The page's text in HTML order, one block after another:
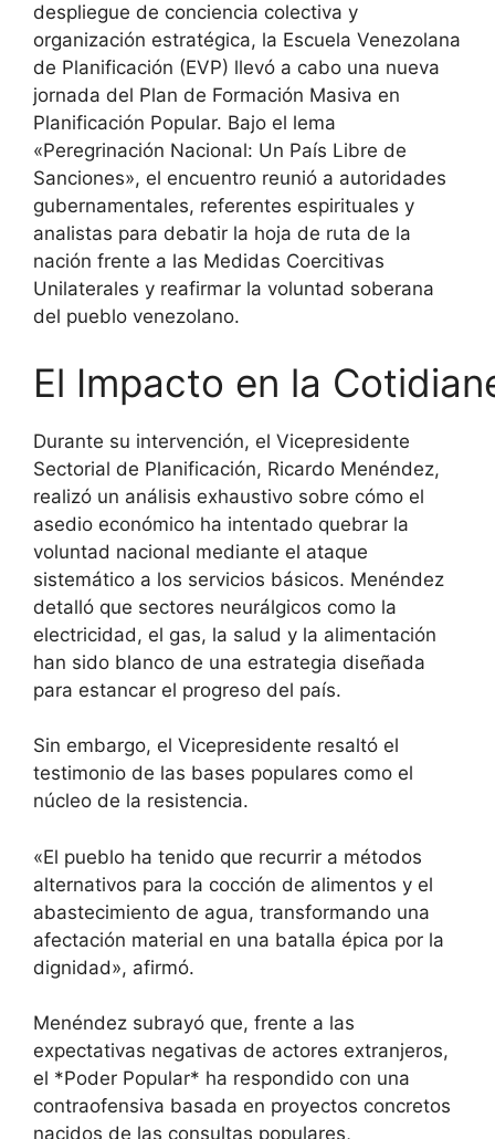
despliegue de conciencia colectiva y
organización estratégica, la Escuela Venezolana
de Planificación (EVP) llevó a cabo una nueva
jornada del Plan de Formación Masiva en
Planificación Popular. Bajo el lema
«Peregrinación Nacional: Un País Libre de
Sanciones», el encuentro reunió a autoridades
gubernamentales, referentes espirituales y
analistas para debatir la hoja de ruta de la
nación frente a las Medidas Coercitivas
Unilaterales y reafirmar la voluntad soberana
del pueblo venezolano.
El Impacto en la
Durante su intervención, el Vicepresidente
Sectorial de Planificación, Ricardo Menéndez,
realizó un análisis exhaustivo sobre cómo el
asedio económico ha intentado quebrar la
voluntad nacional mediante el ataque
sistemático a los servicios básicos. Menéndez
detalló que sectores neurálgicos como la
electricidad, el gas, la salud y la alimentación
han sido blanco de una estrategia diseñada
para estancar el progreso del país.
Sin embargo, el Vicepresidente resaltó el
testimonio de las bases populares como el
núcleo de la resistencia.
«El pueblo ha tenido que recurrir a métodos
alternativos para la cocción de alimentos y el
abastecimiento de agua, transformando una
afectación material en una batalla épica por la
dignidad», afirmó.
Menéndez subrayó que, frente a las
expectativas negativas de actores extranjeros,
el *Poder Popular* ha respondido con una
contraofensiva basada en proyectos concretos
nacidos de las consultas populares,